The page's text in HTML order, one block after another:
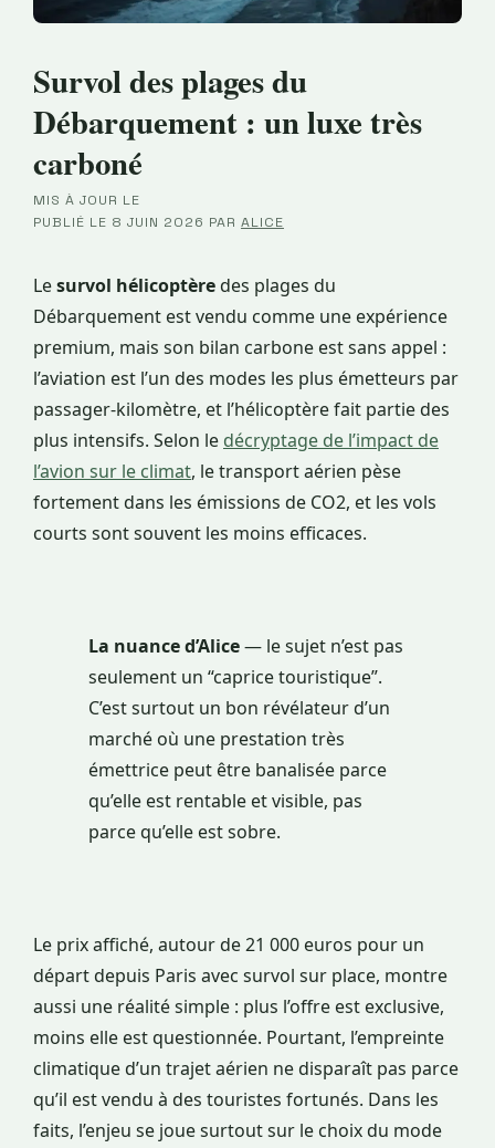
Survol des plages du
Débarquement : un luxe très
carboné
MIS À JOUR LE
·PUBLIÉ LE 8 JUIN 2026 PAR ALICE
Lesurvol hélicoptèredes plages du
Débarquement est vendu comme une expérience
premium, mais son bilan carbone est sans appel :
l’aviation est l’un des modes les plus émetteurs par
passager-kilomètre, et l’hélicoptère fait partie des
plus intensifs. Selon le décryptage de l’impact de
l’avion sur le climat, le transport aérien pèse
fortement dans les émissions de CO2, et les vols
courts sont souvent les moins efficaces.
La nuance d’Alice— le sujet n’est pas
seulement un “caprice touristique”.
C’est surtout un bon révélateur d’un
marché où une prestation très
émettrice peut être banalisée parce
qu’elle est rentable et visible, pas
parce qu’elle est sobre.
Le prix affiché, autour de 21 000 euros pour un
départ depuis Paris avec survol sur place, montre
aussi une réalité simple : plus l’offre est exclusive,
moins elle est questionnée. Pourtant, l’empreinte
climatique d’un trajet aérien ne disparaît pas parce
qu’il est vendu à des touristes fortunés. Dans les
faits, l’enjeu se joue surtout sur le choix du mode